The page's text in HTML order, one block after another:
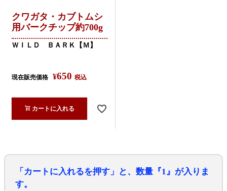
クワガタ・カブトムシ
用バークチップ約700g
ＷＩＬＤ ＢＡＲＫ【Ｍ】
現在販売価格 ¥650 税込
カートに入れる
「カートに入れるを押す」と、数量『1』が入りま
す。